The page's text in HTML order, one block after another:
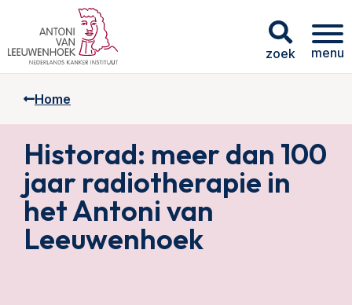
zoek menu
Home
Historad: meer dan 100
jaar radiotherapie in
het Antoni van
Leeuwenhoek